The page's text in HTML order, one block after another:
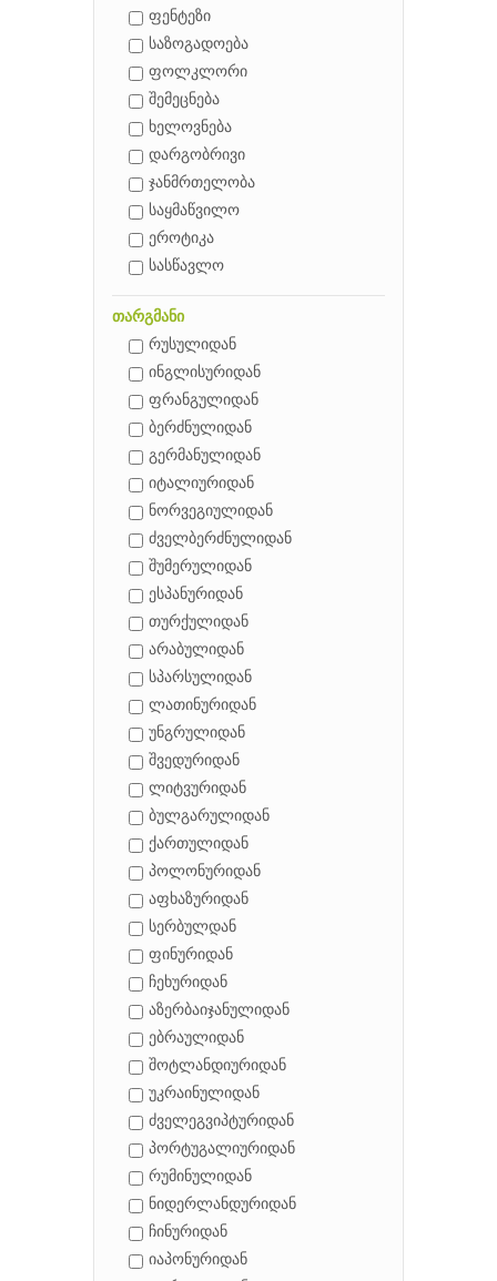
ფენტეზი
საზოგადოება
ფოლკლორი
შემეცნება
ხელოვნება
დარგობრივი
ჯანმრთელობა
საყმაწვილო
ეროტიკა
სასწავლო
თარგმანი
რუსულიდან
ინგლისურიდან
ფრანგულიდან
ბერძნულიდან
გერმანულიდან
იტალიურიდან
ნორვეგიულიდან
ძველბერძნულიდან
შუმერულიდან
ესპანურიდან
თურქულიდან
არაბულიდან
სპარსულიდან
ლათინურიდან
უნგრულიდან
შვედურიდან
ლიტვურიდან
ბულგარულიდან
ქართულიდან
პოლონურიდან
აფხაზურიდან
სერბულდან
ფინურიდან
ჩეხურიდან
აზერბაიჯანულიდან
ებრაულიდან
შოტლანდიურიდან
უკრაინულიდან
ძველეგვიპტურიდან
პორტუგალიურიდან
რუმინულიდან
ნიდერლანდურიდან
ჩინურიდან
იაპონურიდან